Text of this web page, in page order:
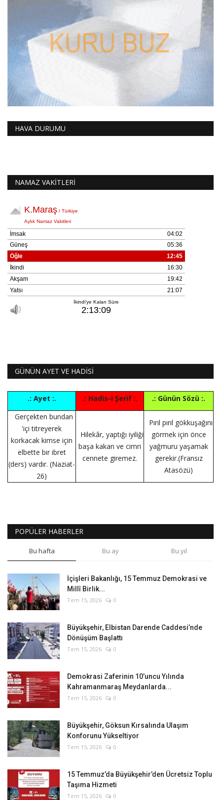
HAVA DURUMU
NAMAZ VAKİTLERİ
GÜNÜN AYET VE HADİSİ
.: Ayet :. .: Hadis-i Şerif :.
.: Günün Sözü :.
Gerçekten bundan
'içi titreyerek
korkacak kimse için
elbette bir ibret
(ders) vardır. (Naziat-
26)
Hilekâr, yaptığı iyiliği
başa kakan ve cimri
cennete giremez.
Pırıl pırıl gökkuşağını
görmek için önce
yağmuru yaşamak
gerekir.(Fransız
Atasözü)
POPÜLER HABERLER
Bu hafta Bu ay Bu yıl
İçişleri Bakanlığı, 15 Temmuz Demokrasi ve
Millî Birlik...
Tem 15, 2026 0
Büyükşehir, Elbistan Darende Caddesi’nde
Dönüşüm Başlattı
Tem 15, 2026 0
Demokrasi Zaferinin 10’uncu Yılında
Kahramanmaraş Meydanlarda...
Tem 15, 2026 0
Büyükşehir, Göksun Kırsalında Ulaşım
Konforunu Yükseltiyor
Tem 15, 2026 0
15 Temmuz’da Büyükşehir’den Ücretsiz Toplu
Taşıma Hizmeti
Tem 15, 2026 0